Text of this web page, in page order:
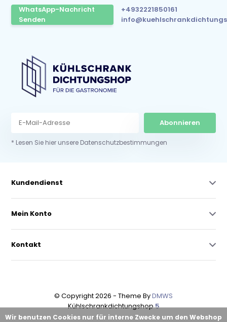
WhatsApp-Nachricht
Senden
+4932221850161
Abonnieren
* Lesen Sie hier unsere Datenschutzbestimmungen
Kundendienst
Mein Konto
Kontakt
© Copyright 2026 - Theme ByDMWS
Kühlschrankdichtungshop5
Wir benutzen Cookies nur für interne Zwecke um den Webshop